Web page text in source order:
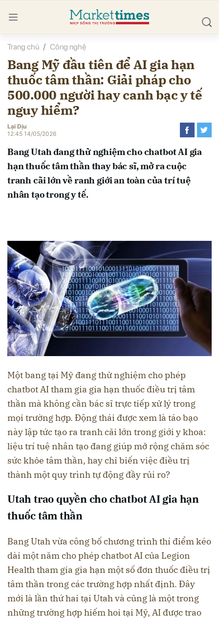
Trang chủ Công nghệ
Bang Mỹ đầu tiên để AI gia hạn
thuốc tâm thần: Giải pháp cho
500.000 người hay canh bạc y tế
nguy hiểm?
Lại Dịu
12:45 14/05/2026
Bang Utah đang thử nghiệm cho chatbot AI gia
hạn thuốc tâm thần thay bác sĩ, mở ra cuộc
tranh cãi lớn về ranh giới an toàn của trí tuệ
nhân tạo trong y tế.
Một bang tại Mỹ đang thử nghiệm cho phép
chatbot AI tham gia gia hạn thuốc điều trị tâm
thần mà không cần bác sĩ trực tiếp xử lý trong
mọi trường hợp. Động thái được xem là táo bạo
này lập tức tạo ra tranh cãi lớn trong giới y khoa:
liệu trí tuệ nhân tạo đang giúp mở rộng chăm sóc
sức khỏe tâm thần, hay chỉ biến việc điều trị
thành một quy trình tự động đầy rủi ro?
Utah trao quyền cho chatbot AI gia hạn
thuốc tâm thần
Bang Utah vừa công bố chương trình thí điểm kéo
dài một năm cho phép chatbot AI của Legion
Health tham gia gia hạn một số đơn thuốc điều trị
tâm thần trong các trường hợp nhất định. Đây
mới là lần thứ hai tại Utah và cũng là một trong
những trường hợp hiếm hoi tại Mỹ, AI được trao
luận